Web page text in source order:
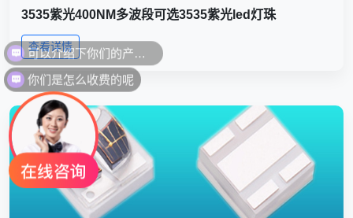
3535紫光400NM多波段可选3535紫光led灯珠
查看详情
你们是怎么收费的呢